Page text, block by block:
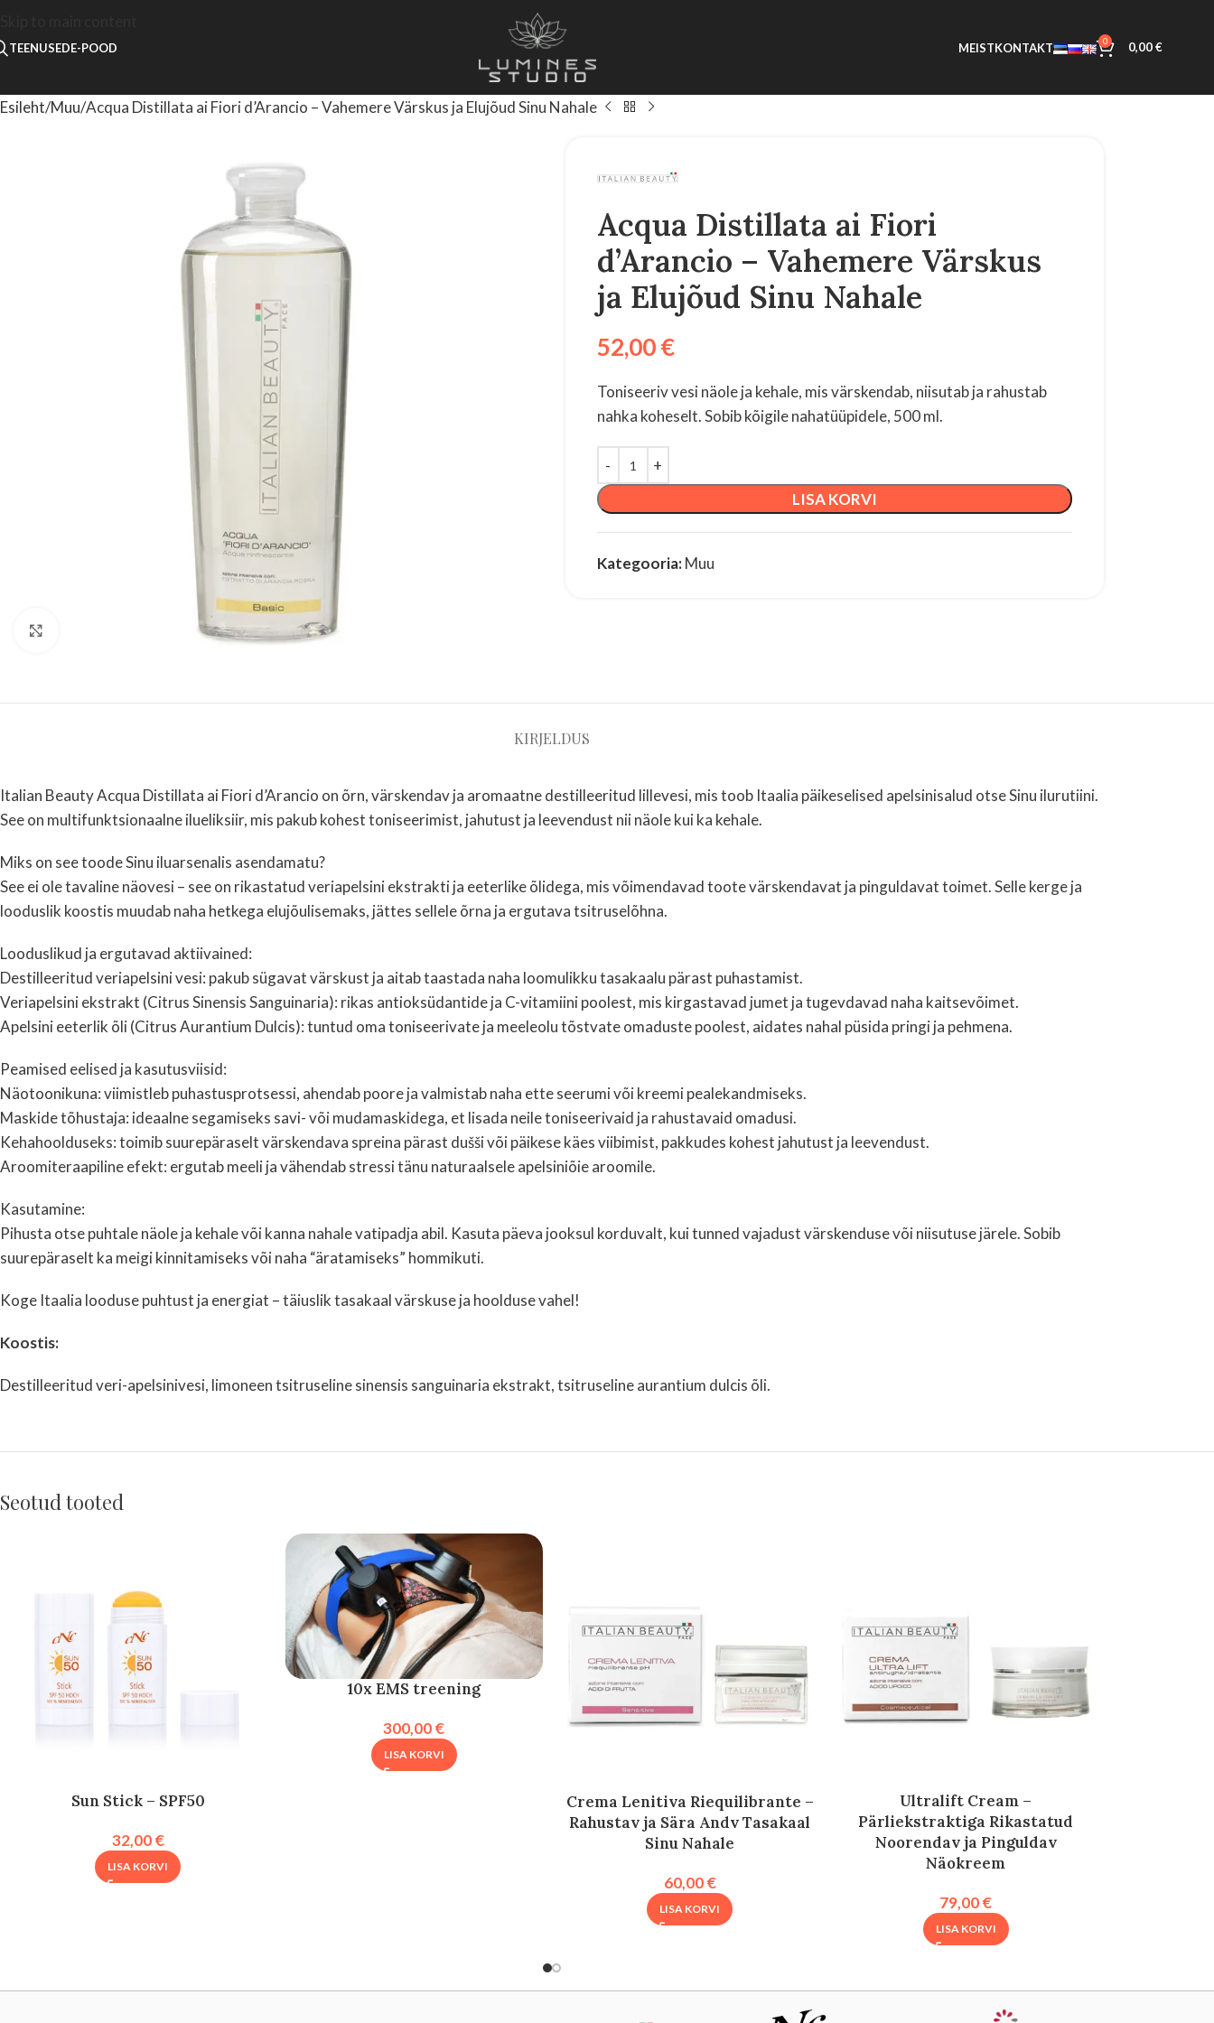
TEENUSEDE-POOD MEISTKONTAKT 0 0,00€
Esileht Muu Acqua Distillata ai Fiori d’Arancio – Vahemere Värskus ja Elujõud Sinu Nahale
Acqua Distillata ai Fiori
d’Arancio – Vahemere Värskus
ja Elujõud Sinu Nahale
52,00€
Toniseeriv vesi näole ja kehale, mis värskendab, niisutab ja rahustab
nahka koheselt. Sobib kõigile nahatüüpidele, 500 ml.
LISA KORVI
Kategooria:Muu
KIRJELDUS
Italian Beauty Acqua Distillata ai Fiori d’Arancio on õrn, värskendav ja aromaatne destilleeritud lillevesi, mis toob Itaalia päikeselised apelsinisalud otse Sinu ilurutiini.
See on multifunktsionaalne ilueliksiir, mis pakub kohest toniseerimist, jahutust ja leevendust nii näole kui ka kehale.
Miks on see toode Sinu iluarsenalis asendamatu?
See ei ole tavaline näovesi – see on rikastatud veriapelsini ekstrakti ja eeterlike õlidega, mis võimendavad toote värskendavat ja pinguldavat toimet. Selle kerge ja
looduslik koostis muudab naha hetkega elujõulisemaks, jättes sellele õrna ja ergutava tsitruselõhna.
Looduslikud ja ergutavad aktiivained:
Destilleeritud veriapelsini vesi: pakub sügavat värskust ja aitab taastada naha loomulikku tasakaalu pärast puhastamist.
Veriapelsini ekstrakt (Citrus Sinensis Sanguinaria): rikas antioksüdantide ja C-vitamiini poolest, mis kirgastavad jumet ja tugevdavad naha kaitsevõimet.
Apelsini eeterlik õli (Citrus Aurantium Dulcis): tuntud oma toniseerivate ja meeleolu tõstvate omaduste poolest, aidates nahal püsida pringi ja pehmena.
Peamised eelised ja kasutusviisid:
Näotoonikuna: viimistleb puhastusprotsessi, ahendab poore ja valmistab naha ette seerumi või kreemi pealekandmiseks.
Maskide tõhustaja: ideaalne segamiseks savi- või mudamaskidega, et lisada neile toniseerivaid ja rahustavaid omadusi.
Kehahoolduseks: toimib suurepäraselt värskendava spreina pärast dušši või päikese käes viibimist, pakkudes kohest jahutust ja leevendust.
Aroomiteraapiline efekt: ergutab meeli ja vähendab stressi tänu naturaalsele apelsiniõie aroomile.
Kasutamine:
Pihusta otse puhtale näole ja kehale või kanna nahale vatipadja abil. Kasuta päeva jooksul korduvalt, kui tunned vajadust värskenduse või niisutuse järele. Sobib
suurepäraselt ka meigi kinnitamiseks või naha “äratamiseks” hommikuti.
Koge Itaalia looduse puhtust ja energiat – täiuslik tasakaal värskuse ja hoolduse vahel!
Koostis:
Destilleeritud veri-apelsinivesi, limoneen tsitruseline sinensis sanguinaria ekstrakt, tsitruseline aurantium dulcis õli.
Seotud tooted
Sun Stick – SPF50
32,00€
LISA KORVI
10x EMS treening
300,00€
LISA KORVI
Crema Lenitiva Riequilibrante –
Rahustav ja Sära Andv Tasakaal
Sinu Nahale
60,00€
LISA KORVI
Ultralift Cream –
Pärliekstraktiga Rikastatud
Noorendav ja Pinguldav
Näokreem
79,00€
LISA KORVI